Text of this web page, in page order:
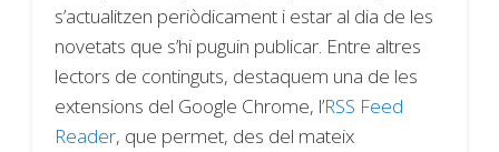
s’actualitzen periòdicament i estar al dia de les
novetats que s’hi puguin publicar. Entre altres
lectors de continguts, destaquem una de les
extensions del Google Chrome, l’RSS Feed
Reader, que permet, des del mateix